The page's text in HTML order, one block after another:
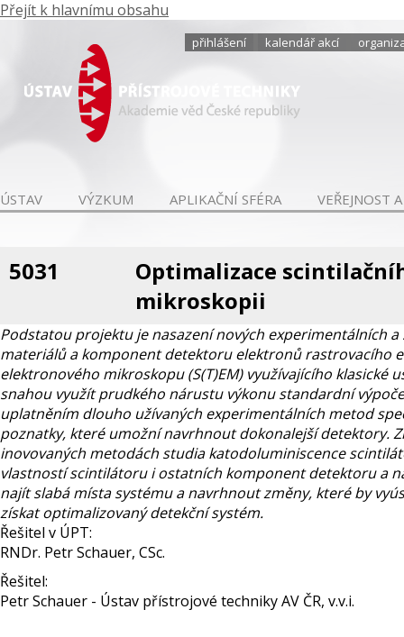
Přejít k hlavnímu obsahu
přihlášení kalendář akcí
ÚSTAV VÝZKUM APLIKAČNÍ SFÉRA VEŘEJNOST
5031
Optimalizace
mikroskopii
Podstatou projektu je nasazení nových experimentálních
materiálů a komponent detektoru elektronů rastrovacího
elektronového mikroskopu (S(T)EM) využívajícího
snahou využít prudkého nárustu výkonu standardní
uplatněním dlouho užívaných experimentálních metod
poznatky, které umožní navrhnout dokonalejší detektory.
inovovaných metodách studia katodoluminiscence
vlastností scintilátoru i ostatních komponent detektoru a
najít slabá místa systému a navrhnout změny, které by
získat optimalizovaný detekční systém.
Řešitel v ÚPT:
RNDr. Petr Schauer, CSc.
Řešitel:
Petr Schauer - Ústav přístrojové techniky AV ČR, v.v.i.